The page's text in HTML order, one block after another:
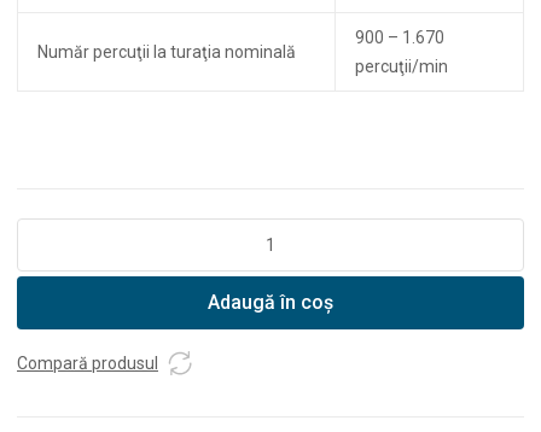
Număr percuţii la turaţia nominală
900 – 1.670
percuţii/min
demolator
max
Adaugă în coș
Compară produsul